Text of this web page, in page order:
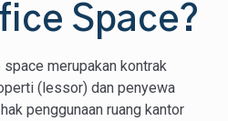
Space?
merupakan kontrak
(lessor) dan penyewa
penggunaan ruang kantor